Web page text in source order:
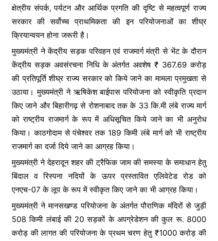
क्षेत्रीय संपर्क, पर्यटन और आर्थिक प्रगति की दृष्टि से महत्वपूर्ण राज्य
सरकार की सर्वोच्च प्राथमिकता की इन परियोजनाओं का शीघ्र
क्रियान्वयन होना जरूरी है।
मुख्यमंत्री ने केंद्रीय सड़क परिवहन एवं राजमार्ग मंत्री से भेंट के दौरान
केंद्रीय सड़क अवसंरचना निधि के अंतर्गत अवशेष ₹ 367.69 करोड़
की प्रतिपूर्ति शीघ्र राज्य सरकार को किये जाने का मामला प्रमुखता से
उठाया। मुख्यमंत्री ने ऋषिकेश बाईपास परियोजना को स्वीकृति प्रदान
किए जाने और बिहारीगढ़ से रोशनाबाद तक के 33 कि.मी लंबे राज्य मार्ग
को राष्ट्रीय राजमार्ग के रूप में अधिसूचित किये जाने का भी अनुरोध
किया। काठगोदाम से पंचेश्वर तक 189 किमी लंबे मार्ग को भी राष्ट्रीय
राजमार्ग का दर्जा दिये जाने का आग्रह किया।
मुख्यमंत्री ने देहरादून शहर की ट्रैफिक जाम की समस्या के समाधान हेतु
बिंदाल व रिस्पना नदियों के ऊपर प्रस्तावित एलिवेटेड रोड को
एनएच-07 के लूप के रूप में स्वीकृत किए जाने का भी आग्रह किया।
मुख्यमंत्री ने मानसखण्ड परियोजना के अंतर्गत पौराणिक मंदिरों से जुड़ी
508 किमी लंबाई की 20 सड़कों के अपग्रेडेशन की कुल रू. 8000
करोड़ की लागत की परियोजना के प्रथम चरण हेतु ₹1000 करोड़ की